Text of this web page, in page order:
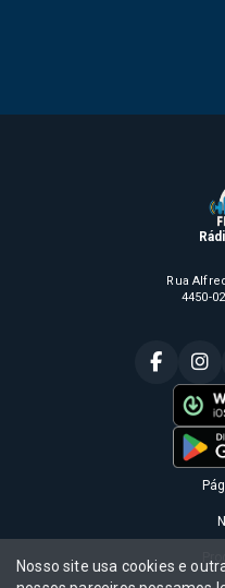
Rua
4450-
Nosso site usa cookies e